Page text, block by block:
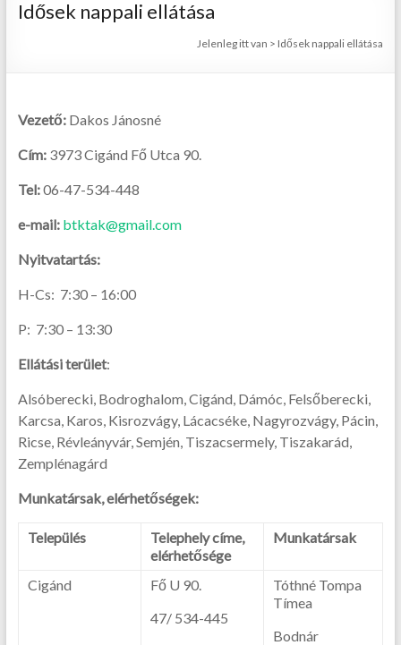
Idősek nappali ellátása
Jelenleg itt van > Idősek nappali ellátása
Vezető: Dakos Jánosné
Cím: 3973 Cigánd Fő Utca 90.
Tel:06-47-534-448
e-mail: btktak@gmail.com
Nyitvatartás:
H-Cs: 7:30 – 16:00
P: 7:30 – 13:30
Ellátási terület:
Alsóberecki, Bodroghalom, Cigánd, Dámóc, Felsőberecki,
Karcsa, Karos, Kisrozvágy, Lácacséke, Nagyrozvágy, Pácin,
Ricse, Révleányvár, Semjén, Tiszacsermely, Tiszakarád,
Zemplénagárd
Munkatársak, elérhetőségek:
Település
Telephely címe,
elérhetősége
Munkatársak
Cigánd
Fő U 90.
47/ 534-445
Tóthné Tompa
Tímea
Bodnár